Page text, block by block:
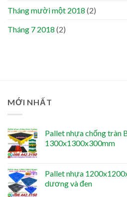
Tháng mười một 2018 (2)
Tháng 7 2018 (2)
MỚI NHẤT
Pallet nhựa chống tràn
1300x1300x300mm
Pallet nhựa
dương và đen